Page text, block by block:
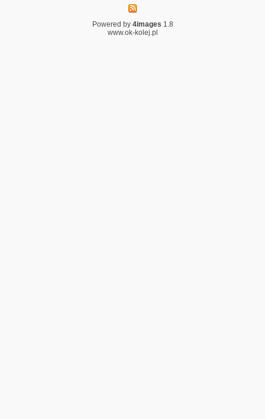
Powered by 4images 1.8
www.ok-kolej.pl